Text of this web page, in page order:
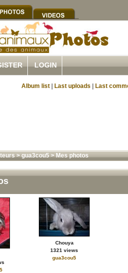
LOGIN
Album list Last uploads Last
>gua3cou5>Mes photos
Chouya
1321 views
gua3cou5